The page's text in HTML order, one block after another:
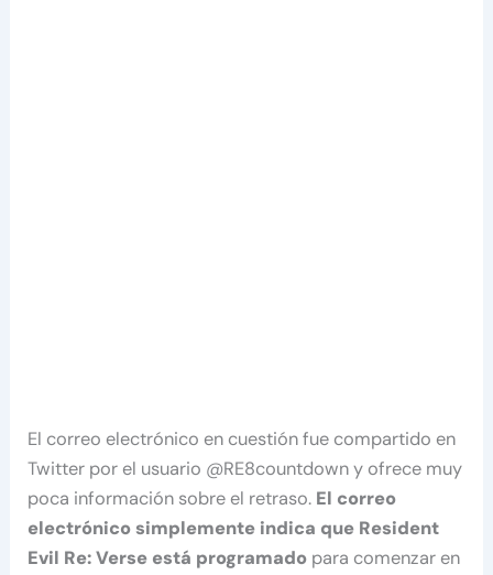
El correo electrónico en cuestión fue compartido en
Twitter por el usuario @RE8countdown y ofrece muy
poca información sobre el retraso. El correo
electrónico simplemente indica que Resident
Evil Re: Verse está programado para comenzar en